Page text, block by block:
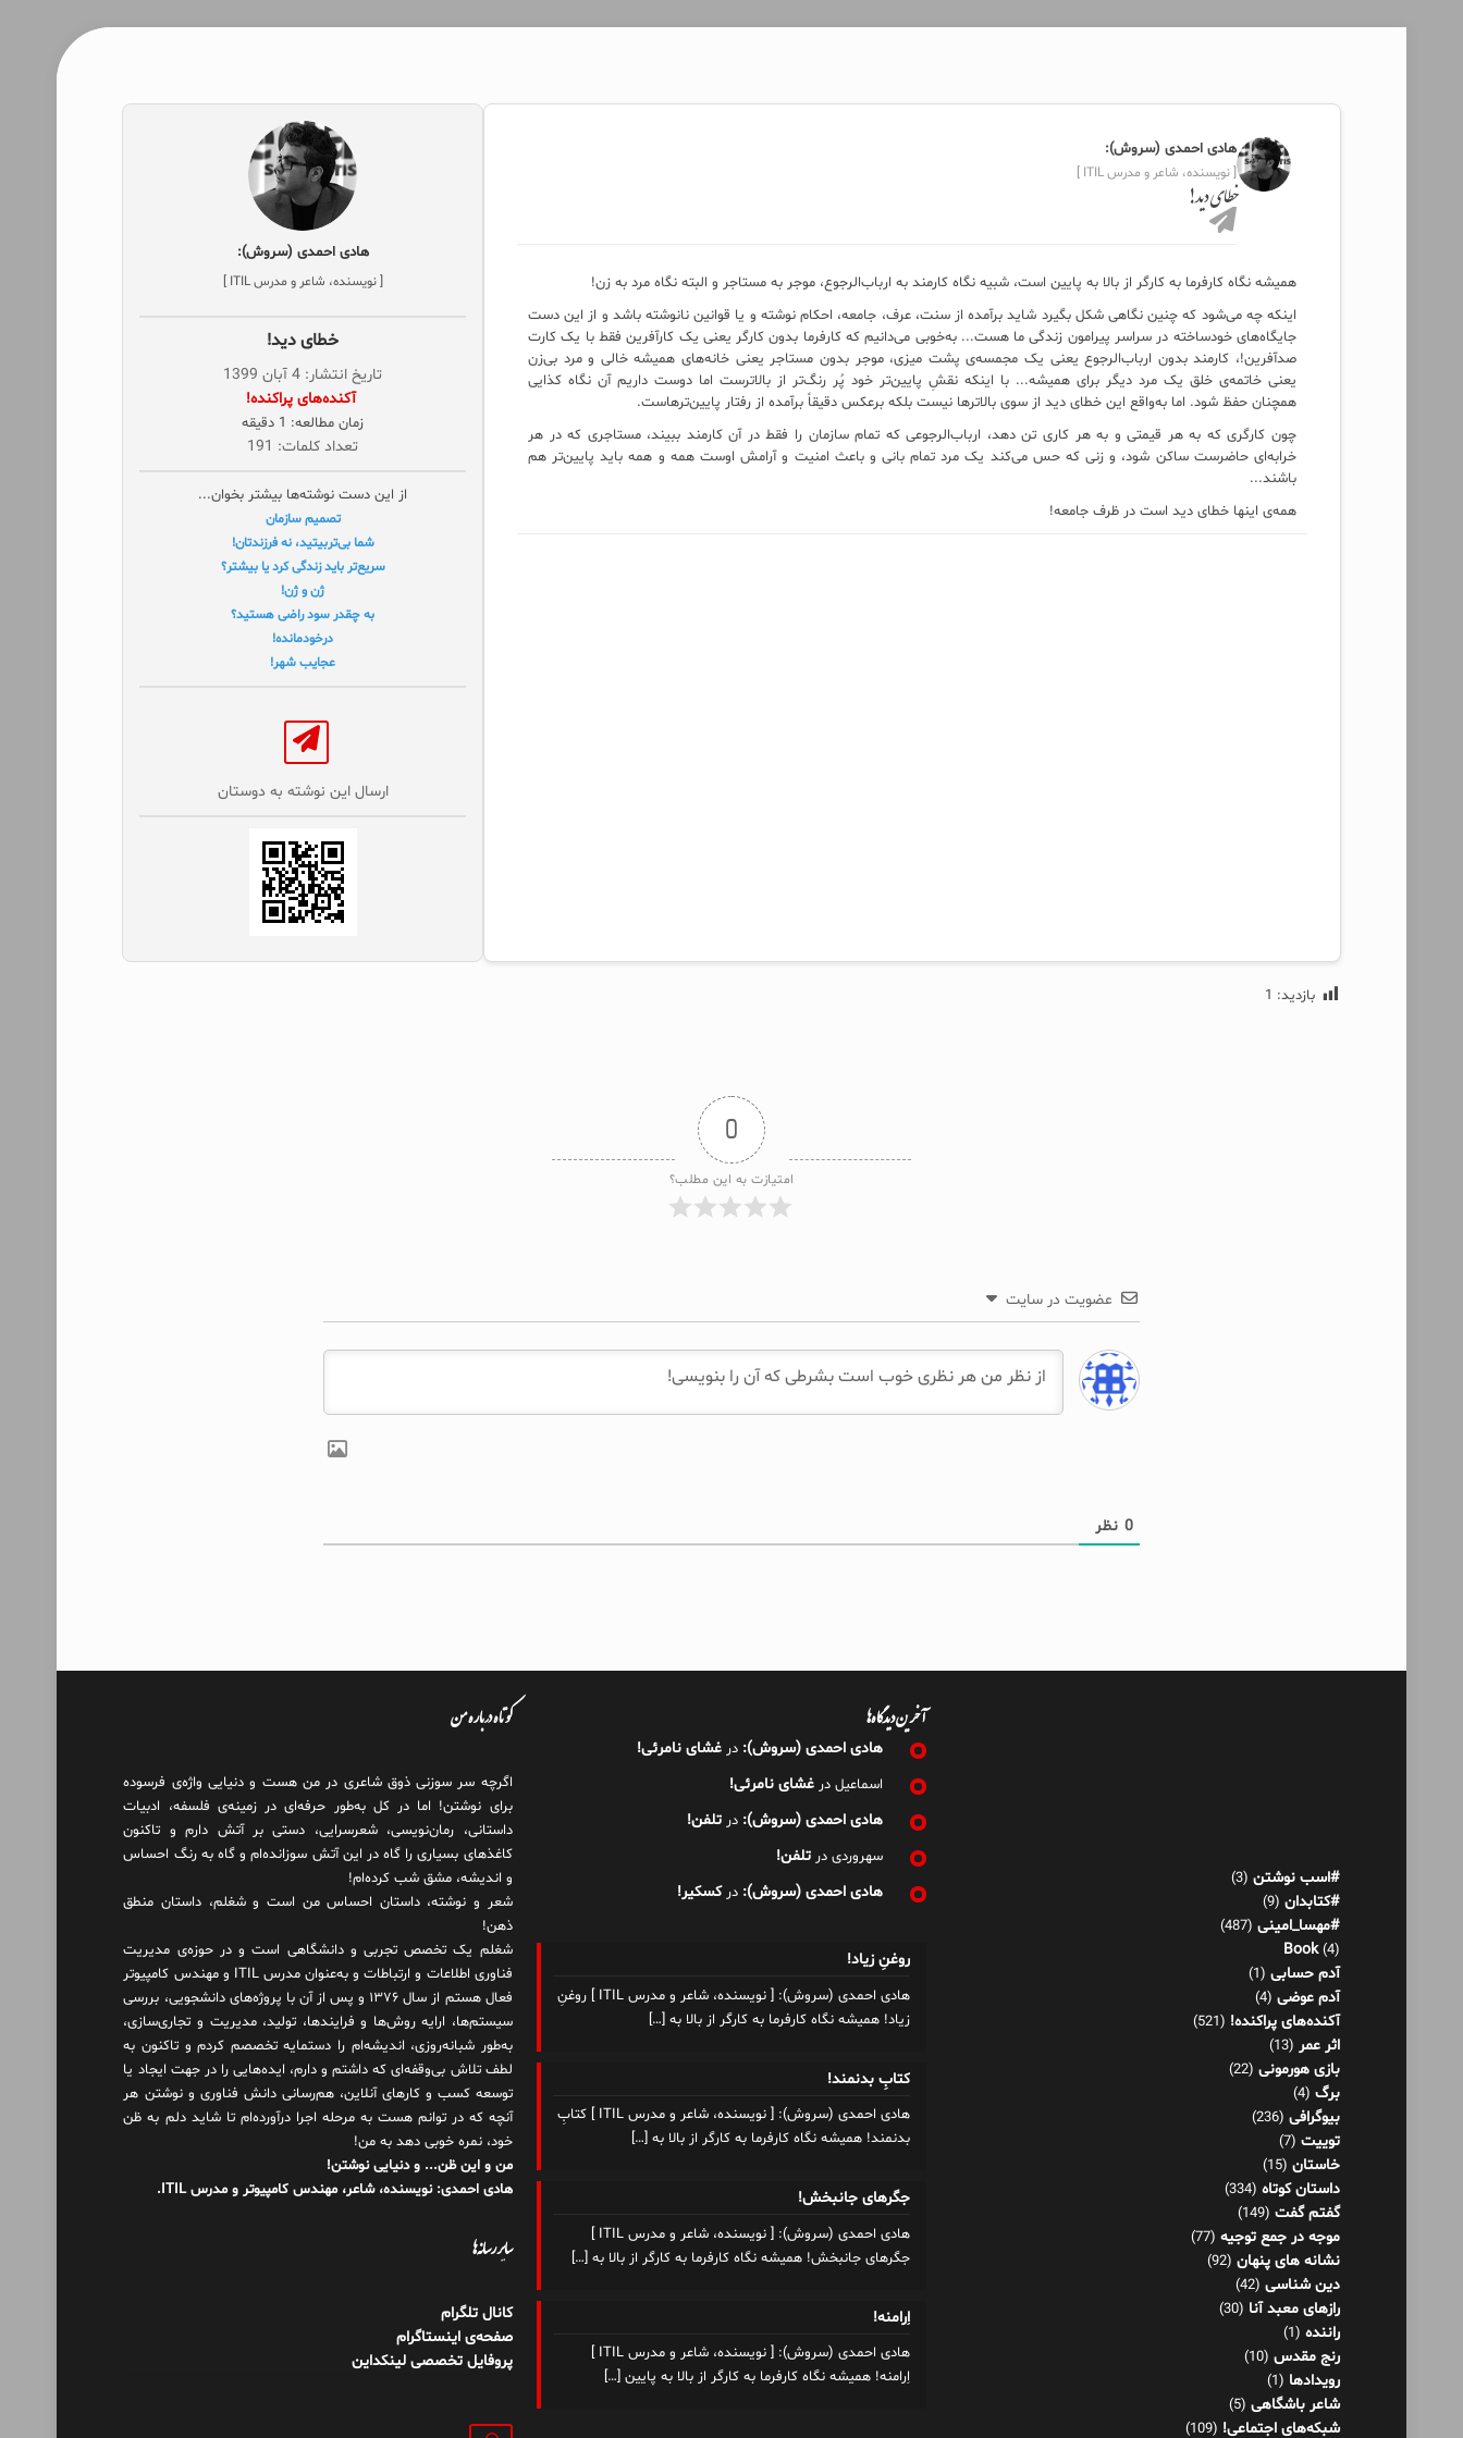
هادی احمدی (سروش):
[ نویسنده، شاعر و مدرس ITIL ]
خطای دید!
همیشه نگاه کارفرما به کارگر از بالا به پایین است، شبیه نگاه کارمند به ارباب‌الرجوع، موجر به مستاجر و البته نگاه مرد به زن!
اینکه چه می‌شود که چنین نگاهی شکل بگیرد شاید برآمده از سنت، عرف، جامعه، احکام نوشته و یا قوانین نانوشته باشد و از این دست
جایگاه‌های خودساخته در سراسر پیرامون زندگی ما هست... به‌خوبی می‌دانیم که کارفرما بدون کارگر یعنی یک کارآفرین فقط با یک کارت
صدآفرین!، کارمند بدون ارباب‌الرجوع یعنی یک مجمسه‌ی پشت میزی، موجر بدون مستاجر یعنی خانه‌های همیشه خالی و مرد بی‌زن
یعنی خاتمه‌ی خلق یک مرد دیگر برای همیشه... با اینکه نقشِ پایین‌تر خود پُر رنگ‌تر از بالاترست اما دوست داریم آن نگاه کذایی
همچنان حفظ شود. اما به‌واقع این خطای دید از سوی بالاترها نیست بلکه برعکس دقیقاً برآمده از رفتار پایین‌ترهاست.
چون کارگری که به هر قیمتی و به هر کاری تن دهد، ارباب‌الرجوعی که تمام سازمان را فقط در آن کارمند ببیند، مستاجری که در هر
خرابه‌ا‌ی حاضرست ساکن شود، و زنی که حس می‌کند یک مرد تمام بانی و باعث امنیت و آرامش اوست همه و همه باید پایین‌تر هم
باشند...
همه‌ی اینها خطای دید است در ظرف جامعه!
هادی احمدی (سروش):
[ نویسنده، شاعر و مدرس ITIL ]
خطای دید!
تاریخ انتشار: 4 آبان 1399
‌ آکنده‌های پراکنده!
زمان مطالعه: 1 دقیقه
تعداد کلمات: 191
از این دست نوشته‌ها بیشتر بخوان...
تصمیم سازمان
شما بی‌تربیتید، نه فرزندتان!
سریع‌تر باید زندگی کرد یا بیشتر؟
ژن و ژن!
به چقدر سود راضی هستید؟
درخودمانده!
عجایب شهر!
ارسال این نوشته به دوستان‌
بازدید: 1
0
امتیازت به این مطلب؟
عضویت در سایت
0نظر
آکنده‌های پراکنده!
اثر عمر(13)
بازی هورمونی(22)
برگ(4)
بیوگرافی(236)
توییت(7)
خاستان(15)
داستان کوتاه
گفتم گفت(149)
موجه در جمع توجیه
نشانه های پنهان
دین شناسی
رازهای معبد آنا
راننده(1)
رنج مقدس (10)
رویدادها (1)
شاعر باشگاهی(5)
شبکه‌های اجتماعی!
شرنامه(26)
فلسفه(125)
فناوری اطلاعات(8)
کار و موفقیت
کاریکلماتور(79)
گفتاورد(48)
آخرین دیدگاه‌ها
هادی احمدی (سروش): درغشای نامرئی!
اسماعیل درغشای نامرئی!
هادی احمدی (سروش): درتلفن!
سهروردی درتلفن!
هادی احمدی (سروش): درکسکیر!
روغنِ زیاد!
هادی احمدی (سروش): [ نویسنده، شاعر و مدرس ITIL ] روغنِ
زیاد! همیشه نگاه کارفرما به کارگر از بالا به […]
کتابِ بدنمند!
هادی احمدی (سروش): [ نویسنده، شاعر و مدرس ITIL ] کتابِ
بدنمند! همیشه نگاه کارفرما به کارگر از بالا به […]
جگرهای جانبخش!
هادی احمدی (سروش): [ نویسنده، شاعر و مدرس ITIL ]
جگرهای جانبخش! همیشه نگاه کارفرما به کارگر از بالا به […]
اِرامنه!
هادی احمدی (سروش): [ نویسنده، شاعر و مدرس ITIL ]
اِرامنه! همیشه نگاه کارفرما به کارگر از بالا به پایین […]
کوتاه درباره من
اگرچه سر سوزنی ذوق شاعری در من هست و دنیایی واژه‌‌ی فرسوده
برای نوشتن! اما در کل به‌طور حرفه‌ای در زمینه‌ی فلسفه، ادبیات
داستانی، رمان‌نویسی، شعرسرایی، دستی بر آتش دارم و تاکنون
کاغذهای بسیاری را گاه در این آتش سوزانده‌ام و گاه به رنگ احساس
و اندیشه، مشق شب کرده‌ام!
شعر و نوشته، داستان احساس من است و شغلم، داستان منطق
ذهن!
شغلم یک تخصص تجربی و دانشگاهی است و در حوزه‌ی مدیریت
فناوری اطلاعات و ارتباطات و به‌عنوان مدرس ITIL و مهندس کامپیوتر
فعال هستم از سال ۱۳۷۶ و پس از آن با پروژه‌های دانشجویی، بررسی
سیستم‌ها، ارایه روش‌ها و فرایندها، تولید، مدیریت و تجاری‌سازی،
به‌طور شبانه‌روزی، اندیشه‌ام را دستمایه تخصصم کردم و تاکنون به
لطف تلاش بی‌وقفه‌ای که داشتم و دارم، اید‌ه‌هایی را در جهت ایجاد یا
توسعه کسب و کارهای آنلاین، هم‌رسانی دانش فناوری و نوشتن هر
آنچه که در توانم هست به مرحله اجرا درآورده‌ام تا شاید دلم به ظن
خود، نمره خوبی دهد به من!
من و این ظن... و دنیایی نوشتن!
هادی احمدی: نویسنده، شاعر، مهندس کامپیوتر و مدرس ITIL.
سایر رسانه‌ها
کانال تلگرام
صفحه‌ی اینستاگرام
پروفایل تخصصی لینکداین